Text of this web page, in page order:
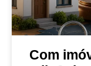
Com